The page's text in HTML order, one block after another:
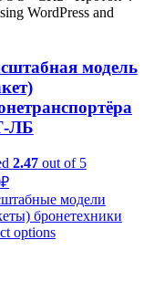
модель
ЛБ
2.47out of 5
₽
модели
бронетехники
options
WordPress and